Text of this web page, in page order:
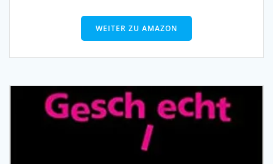
WEITER ZU AMAZON